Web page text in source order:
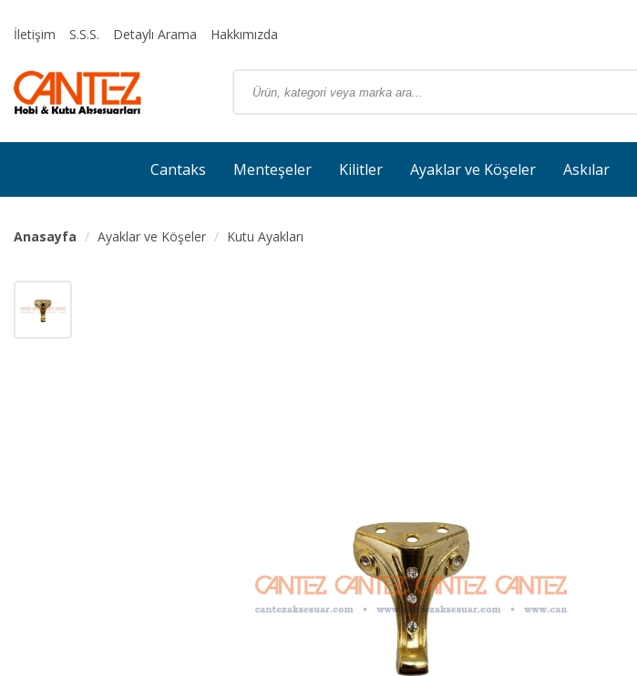
İletişim S.S.S. Detaylı Arama Hakkımızda
Cantaks Menteşeler Kilitler Ayaklar ve Köşeler Askılar
Anasayfa Ayaklar ve Köşeler Kutu Ayakları